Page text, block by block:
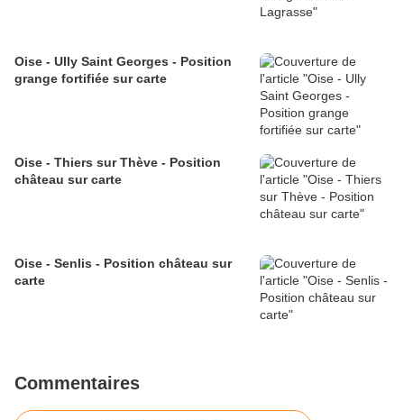
Oise - Ully Saint Georges - Position
grange fortifiée sur carte
Oise - Thiers sur Thève - Position
château sur carte
Oise - Senlis - Position château sur
carte
Commentaires